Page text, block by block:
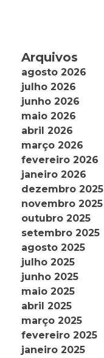
Arquivos
agosto 2026
julho 2026
junho 2026
maio 2026
abril 2026
março 2026
fevereiro 2026
janeiro 2026
dezembro 2025
novembro 2025
outubro 2025
setembro 2025
agosto 2025
julho 2025
junho 2025
maio 2025
abril 2025
março 2025
fevereiro 2025
janeiro 2025